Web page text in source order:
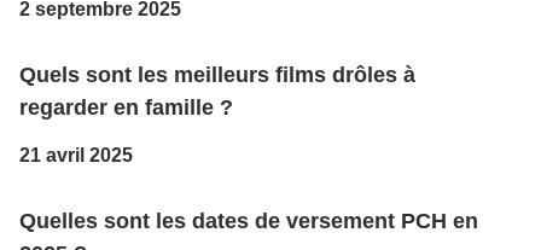
2 septembre 2025
Quels sont les meilleurs films drôles à
regarder en famille ?
21 avril 2025
Quelles sont les dates de versement PCH en